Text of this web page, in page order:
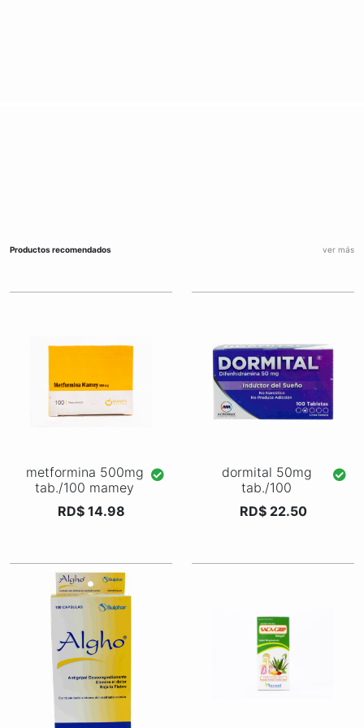
Productos recomendados ver más
metformina 500mg
tab./100 mamey
RD$ 14.98
dormital 50mg
tab./100
RD$ 22.50